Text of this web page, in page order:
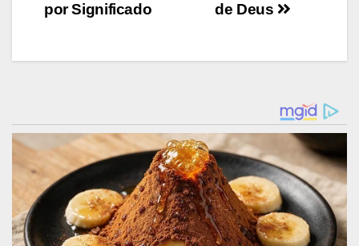
de Deus
por Significado